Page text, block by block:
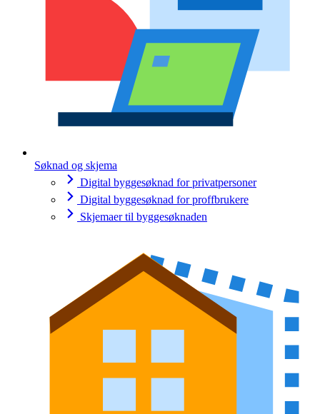
Søknad og skjema
Digital byggesøknad for privatpersoner
Digital byggesøknad for proffbrukere
Skjemaer til byggesøknaden